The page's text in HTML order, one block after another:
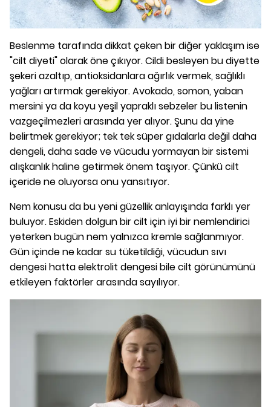
Beslenme tarafında dikkat çeken bir diğer yaklaşım ise
"cilt diyeti" olarak öne çıkıyor. Cildi besleyen bu diyette
şekeri azaltıp, antioksidanlara ağırlık vermek, sağlıklı
yağları artırmak gerekiyor. Avokado, somon, yaban
mersini ya da koyu yeşil yapraklı sebzeler bu listenin
vazgeçilmezleri arasında yer alıyor. Şunu da yine
belirtmek gerekiyor; tek tek süper gıdalarla değil daha
dengeli, daha sade ve vücudu yormayan bir sistemi
alışkanlık haline getirmek önem taşıyor. Çünkü cilt
içeride ne oluyorsa onu yansıtıyor.
Nem konusu da bu yeni güzellik anlayışında farklı yer
buluyor. Eskiden dolgun bir cilt için iyi bir nemlendirici
yeterken bugün nem yalnızca kremle sağlanmıyor.
Gün içinde ne kadar su tüketildiği, vücudun sıvı
dengesi hatta elektrolit dengesi bile cilt görünümünü
etkileyen faktörler arasında sayılıyor.